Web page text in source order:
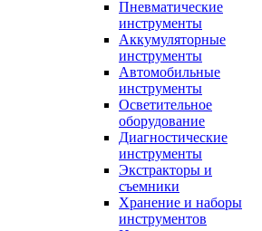
Пневматические
инструменты
Аккумуляторные
инструменты
Автомобильные
инструменты
Осветительное
оборудование
Диагностические
инструменты
Экстракторы и
съемники
Хранение и наборы
инструментов